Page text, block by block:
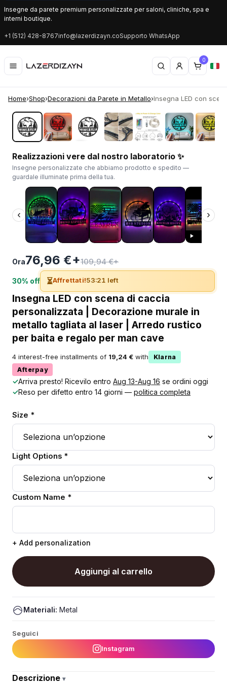
Insegne da parete premium personalizzate per saloni, cliniche, spa e
interni boutique.
+1 (512) 428-8767info@lazerdizayn.coSupporto WhatsApp
0
Home›Shop›Decorazioni da Parete in Metallo›Insegna LED con
‹ ›
Realizzazioni vere dal nostro laboratorio ✨
Insegne personalizzate che abbiamo prodotto e spedito —
guardale illuminate prima della tua.
‹ ›
Ora76,96 €+109,94 €+
30% off ⏳Affrettati!53:21 left
Insegna LED con scena di caccia
personalizzata | Decorazione murale in
metallo tagliata al laser | Arredo rustico
per baita e regalo per man cave
4 interest-free installments of 19,24 € with
Klarna
Afterpay
✓Arriva presto! Ricevilo entro Aug 13-Aug 16 se ordini oggi
✓Reso per difetto entro 14 giorni — politica completa
Size *
Light Options *
Custom Name *
+ Add personalization
Aggiungi al carrello
Materiali: Metal
Seguici
Instagram
Descrizione ▾